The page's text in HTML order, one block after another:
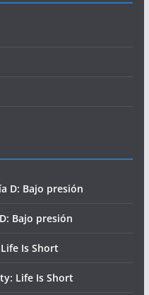
D: Bajo presión
Bajo presión
Is Short
Life Is Short